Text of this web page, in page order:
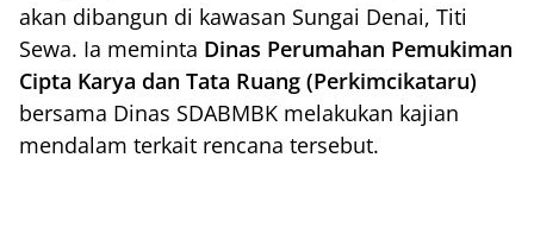
akan dibangun di kawasan Sungai Denai, Titi
Sewa. Ia meminta Dinas Perumahan Pemukiman
Cipta Karya dan Tata Ruang (Perkimcikataru)
bersama Dinas SDABMBK melakukan kajian
mendalam terkait rencana tersebut.